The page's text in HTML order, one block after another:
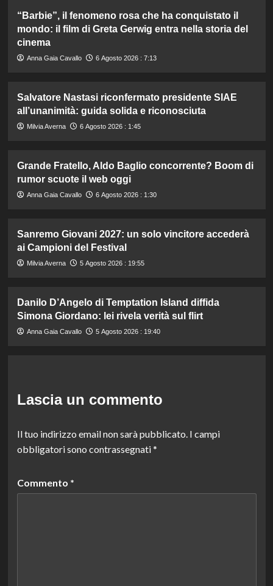
“Barbie”, il fenomeno rosa che ha conquistato il
mondo: il film di Greta Gerwig entra nella storia del
cinema
Anna Gaia Cavallo 6 Agosto 2026 : 7:13
Salvatore Nastasi riconfermato presidente SIAE
all’unanimità: guida solida e riconosciuta
Milvia Averna 6 Agosto 2026 : 1:45
Grande Fratello, Aldo Baglio concorrente? Boom di
rumor scuote il web oggi
Anna Gaia Cavallo 6 Agosto 2026 : 1:30
Sanremo Giovani 2027: un solo vincitore accederà
ai Campioni del Festival
Milvia Averna 5 Agosto 2026 : 19:55
Danilo D’Angelo di Temptation Island diffida
Simona Giordano: lei rivela verità sul flirt
Anna Gaia Cavallo 5 Agosto 2026 : 19:40
Lascia un commento
Il tuo indirizzo email non sarà pubblicato. I campi
obbligatori sono contrassegnati*
Commento *